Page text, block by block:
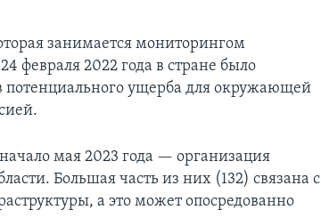
занимается мониторингом
февраля 2022 года в стране было
потенциального ущерба для окружающей
мая 2023 года — организация
Большая часть из них (132) связана с
а это может опосредованно